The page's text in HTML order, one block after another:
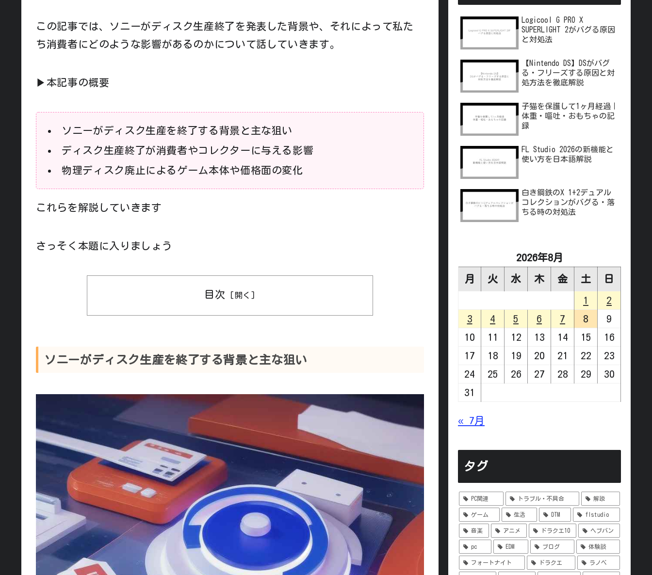
この記事では、ソニーがディスク生産終了を発表した背景や、それによって私た
ち消費者にどのような影響があるのかについて話していきます。
▶本記事の概要
ソニーがディスク生産を終了する背景と主な狙い
ディスク生産終了が消費者やコレクターに与える影響
物理ディスク廃止によるゲーム本体や価格面の変化
これらを解説していきます
さっそく本題に入りましょう
目次
ソニーがディスク生産を終了する背景と主な狙い
Logicool G PRO X
SUPERLIGHT 2がバグる原因
と対処法
【Nintendo DS】DSがバグ
る・フリーズする原因と対
処方法を徹底解説
子猫を保護して1ヶ月経過｜
体重・嘔吐・おもちゃの記
録
FL Studio 2026の新機能と
使い方を日本語解説
白き鋼鉄のX 1+2デュアル
コレクションがバグる・落
ちる時の対処法
2026年8月
月 火 水 木 金 土 日
1
2
3
4 5 6 7 8
9
10
11 12 13 14 15
16
17
18 19 20 21 22
23
24
25 26 27 28 29
30
31
« 7月
タグ
PC関連 トラブル・不具合 解説
ゲーム 生活 DTM flstudio
音楽 アニメ ドラクエ10 ヘブバン
pc EDM ブログ 体験談
フォートナイト ドラクエ ラノベ